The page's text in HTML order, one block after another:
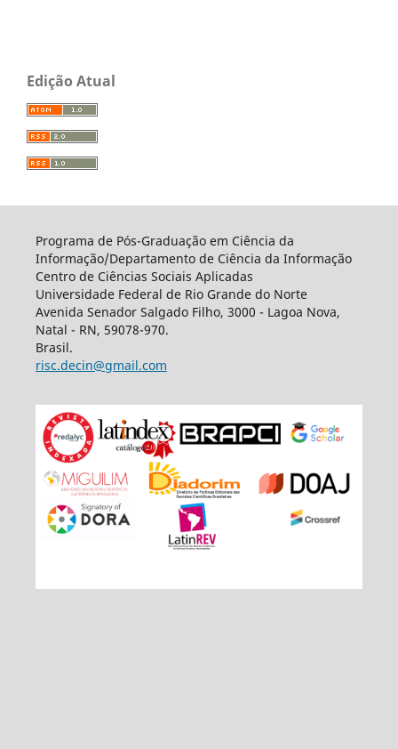
Edição Atual
Programa de Pós-Graduação em Ciência da
Informação/Departamento de Ciência da Informação
Centro de Ciências Sociais Aplicadas
Universidade Federal de Rio Grande do Norte
Avenida Senador Salgado Filho, 3000 - Lagoa Nova,
Natal - RN, 59078-970.
Brasil.
risc.decin@gmail.com